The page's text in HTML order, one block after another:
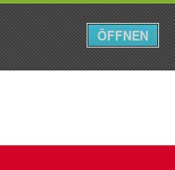
Menü
ÖFFNEN